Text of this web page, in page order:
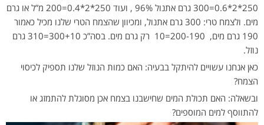
250*2*0.6=300 גרם אתנול 96% , ועוד 250*2*0.4=200 מ”ל או גרם
מים. ולצמח טרי: 300 גרם אתנול, ומכיוון שהצמח הטרי שלנו מכיל כאמור
190 גרם מים, 200-190=10 רק גרם מים. בסה”כ 300+10=310 גרם
נוזל.
כאן אנחנו עשויים להיתקל בבעיה: האם כמות הנוזל שלנו תספיק לכיסוי
הצמח?
ובשאלה: האם תכולת המים שחישבנו בצמח אכן מסוגלת להתמזג או
להתווסף למים המוספים?